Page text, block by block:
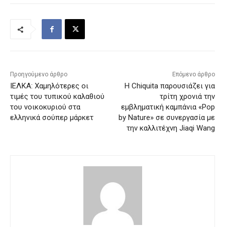
Προηγούμενο άρθρο
ΙΕΛΚΑ: Χαμηλότερες οι
τιμές του τυπικού καλαθιού
του νοικοκυριού στα
ελληνικά σούπερ μάρκετ
Επόμενο άρθρο
Η Chiquita παρουσιάζει για
τρίτη χρονιά την
εμβληματική καμπάνια «Pop
by Nature» σε συνεργασία με
την καλλιτέχνη Jiaqi Wang